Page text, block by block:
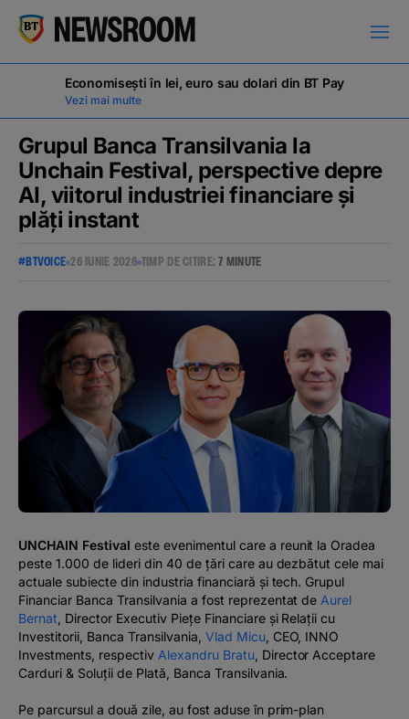
COMUNICATE DE PRESĂ
MILESTONES
NOUTĂȚI
ANUNȚURI
#BTVOICE
BLOG
Economisești în lei, euro sau dolari din BT Pay
Vezi mai multe
Grupul Banca Transilvania la
Unchain Festival, perspective depre
AI, viitorul industriei financiare și
plăți instant
#BTVOICE 26 IUNIE 2026 TIMP DE CITIRE:7 MINUTE
UNCHAIN Festival este evenimentul care a reunit la Oradea
peste 1.000 de lideri din 40 de țări care au dezbătut cele mai
actuale subiecte din industria financiară și tech. Grupul
Financiar Banca Transilvania a fost reprezentat de Aurel
Bernat , Director Executiv Piețe Financiare și Relații cu
Investitorii, Banca Transilvania, Vlad Micu, CEO, INNO
Investments, respectiv Alexandru Bratu, Director Acceptare
Carduri & Soluții de Plată, Banca Transilvania.
Pe parcursul a două zile, au fost aduse în prim-plan